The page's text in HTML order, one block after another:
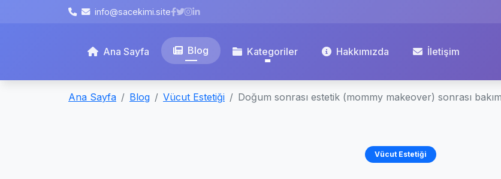
info@sacekimi.site
Ana Sayfa Blog Kategoriler Hakkımızda İletişim
Ana Sayfa Blog Vücut Estetiği Doğum sonrası estetik (mommy makeover) sonrası bakım
Vücut Estetiği